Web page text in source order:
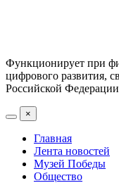
Функционирует при
цифрового развития,
Российской Федерации
×
Главная
Лента новостей
Музей Победы
Общество